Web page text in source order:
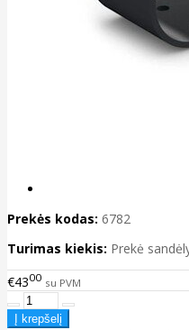
Prekės kodas: 6782
Turimas kiekis: Prekė
€4300 su PVM